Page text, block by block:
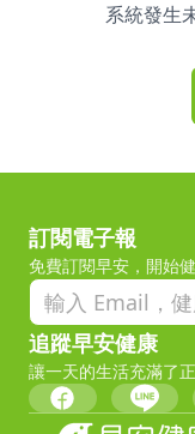
系統發生
訂閱電子報
免費訂閱早安，開始
追蹤早安健康
讓一天的生活充滿了